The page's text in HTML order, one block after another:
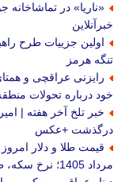
«ناریا» در تماشاخانه
خبرآنلاین
اولین جزییات طرح
تنگه هرمز
رایزنی عراقچی و
خود درباره تحولات
خبر تلخ آخر هفته |
درگذشت +عکس